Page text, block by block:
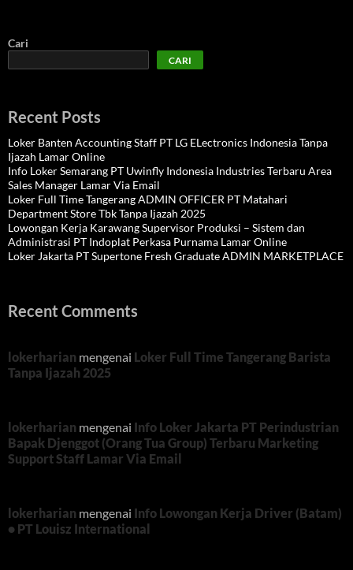
Cari
CARI
Recent Posts
Loker Banten Accounting Staff PT LG ELectronics Indonesia Tanpa
Ijazah Lamar Online
Info Loker Semarang PT Uwinfly Indonesia Industries Terbaru Area
Sales Manager Lamar Via Email
Loker Full Time Tangerang ADMIN OFFICER PT Matahari
Department Store Tbk Tanpa Ijazah 2025
Lowongan Kerja Karawang Supervisor Produksi – Sistem dan
Administrasi PT Indoplat Perkasa Purnama Lamar Online
Loker Jakarta PT Supertone Fresh Graduate ADMIN MARKETPLACE
Recent Comments
lokerharian mengenai Loker Full Time Tangerang Barista
Tanpa Ijazah 2025
lokerharian mengenai Info Loker Jakarta PT Perindustrian
Bapak Djenggot (Orang Tua Group) Terbaru Marketing
Support Staff Lamar Via Email
lokerharian mengenai Info Lowongan Kerja Driver (Batam)
• PT Louisz International